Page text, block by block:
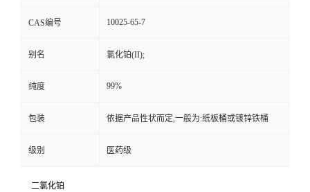
CAS编号 10025-65-7
别名 氯化铂(II);
纯度 99%
包装 依据产品性状而定,一般为:纸板桶或镀锌铁桶
级别 医药级
二氯化铂